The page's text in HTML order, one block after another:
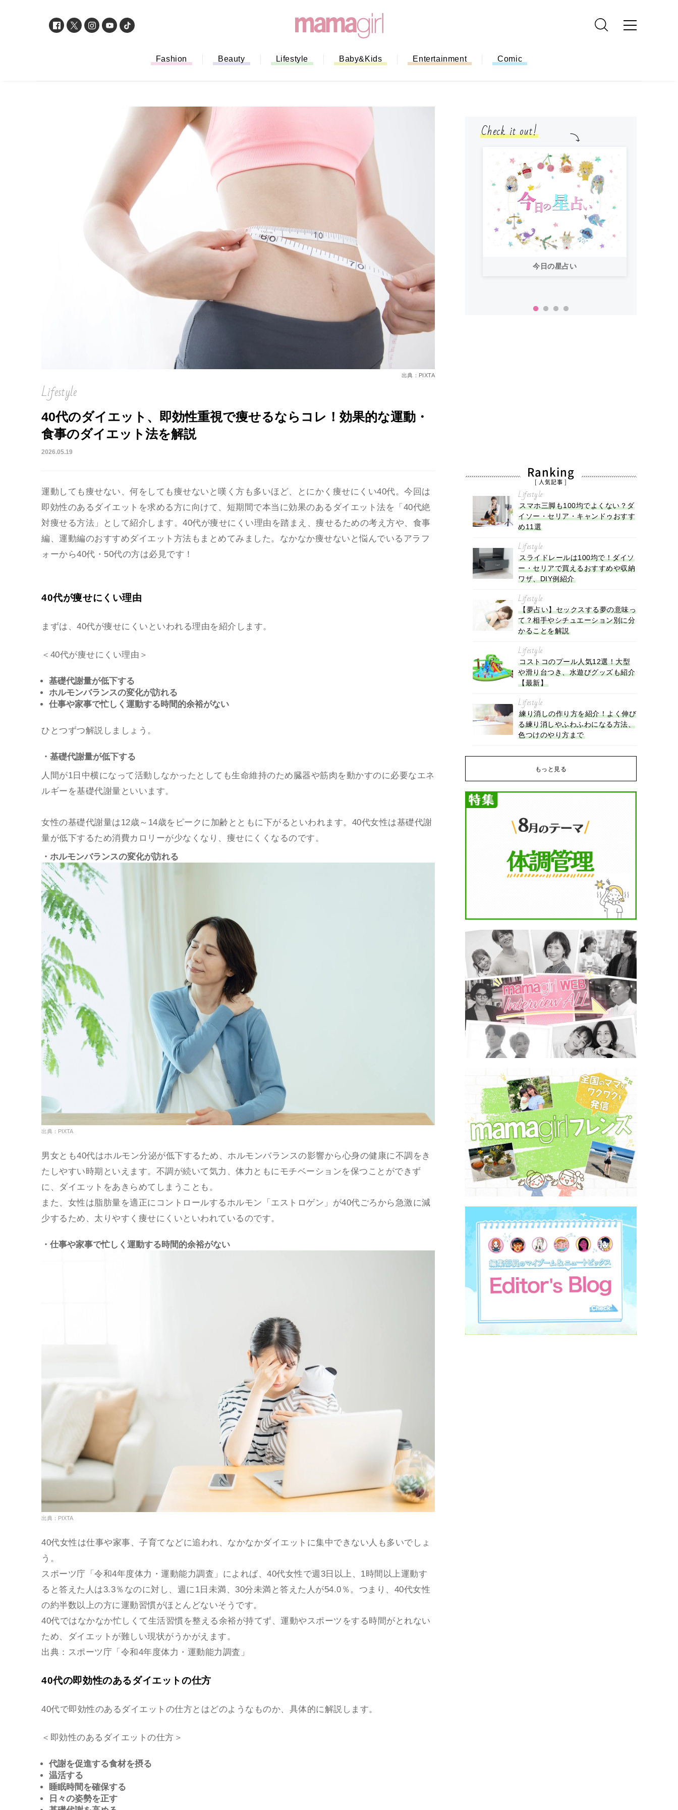
Fashion Beauty Lifestyle Baby&Kids Entertainment Comic
出典：PIXTA
Lifestyle
40代のダイエット、即効性重視で痩せるならコレ！効果的な運動・
食事のダイエット法を解説
2026.05.19
運動しても痩せない、何をしても痩せないと嘆く方も多いほど、とにかく痩せにくい40代。今回は
即効性のあるダイエットを求める方に向けて、短期間で本当に効果のあるダイエット法を「40代絶
対痩せる方法」として紹介します。40代が痩せにくい理由を踏まえ、痩せるための考え方や、食事
編、運動編のおすすめダイエット方法もまとめてみました。なかなか痩せないと悩んでいるアラフ
ォーから40代・50代の方は必見です！
40代が痩せにくい理由
まずは、40代が痩せにくいといわれる理由を紹介します。
＜40代が痩せにくい理由＞
基礎代謝量が低下する
ホルモンバランスの変化が訪れる
仕事や家事で忙しく運動する時間的余裕がない
ひとつずつ解説しましょう。
・基礎代謝量が低下する
人間が1日中横になって活動しなかったとしても生命維持のため臓器や筋肉を動かすのに必要なエネ
ルギーを基礎代謝量といいます。
女性の基礎代謝量は12歳～14歳をピークに加齢とともに下がるといわれます。40代女性は基礎代謝
量が低下するため消費カロリーが少なくなり、痩せにくくなるのです。
・ホルモンバランスの変化が訪れる
出典：PIXTA
男女とも40代はホルモン分泌が低下するため、ホルモンバランスの影響から心身の健康に不調をき
たしやすい時期といえます。不調が続いて気力、体力ともにモチベーションを保つことができず
に、ダイエットをあきらめてしまうことも。
また、女性は脂肪量を適正にコントロールするホルモン「エストロゲン」が40代ごろから急激に減
少するため、太りやすく痩せにくいといわれているのです。
・仕事や家事で忙しく運動する時間的余裕がない
出典：PIXTA
40代女性は仕事や家事、子育てなどに追われ、なかなかダイエットに集中できない人も多いでしょ
う。
スポーツ庁「令和4年度体力・運動能力調査」によれば、40代女性で週3日以上、1時間以上運動す
ると答えた人は3.3％なのに対し、週に1日未満、30分未満と答えた人が54.0％。つまり、40代女性
の約半数以上の方に運動習慣がほとんどないそうです。
40代ではなかなか忙しくて生活習慣を整える余裕が持てず、運動やスポーツをする時間がとれない
ため、ダイエットが難しい現状がうかがえます。
出典： スポーツ庁「令和4年度体力・運動能力調査」
40代の即効性のあるダイエットの仕方
40代で即効性のあるダイエットの仕方とはどのようなものか、具体的に解説します。
＜即効性のあるダイエットの仕方＞
代謝を促進する食材を摂る
温活する
睡眠時間を確保する
日々の姿勢を正す
Check it out!
「もう行列に並ばない！」ミスドのモ
バイルオーダー完全ガイド｜支払い方
法から受け取り方までネットオーダー
を徹底解説
今日の星占い
Ranking
[ 人気記事 ]
Lifestyle
スマホ三脚も100均でよくない？ダ
イソー・セリア・キャンドゥおすす
め11選
Lifestyle
スライドレールは100均で！ダイソ
ー・セリアで買えるおすすめや収納
ワザ、DIY例紹介
Lifestyle
【夢占い】セックスする夢の意味っ
て？相手やシチュエーション別に分
かることを解説
Lifestyle
コストコのプール人気12選！大型
や滑り台つき、水遊びグッズも紹介
【最新】
Lifestyle
練り消しの作り方を紹介！よく伸び
る練り消しやふわふわになる方法、
色つけのやり方まで
もっと見る